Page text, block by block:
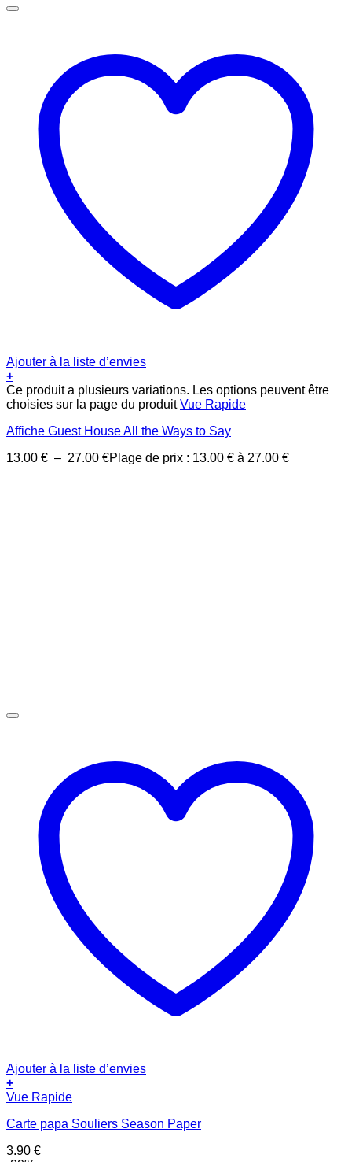
Ajouter à la liste d’envies
+
Ce produit a plusieurs variations. Les options peuvent être
choisies sur la page du produitVue Rapide
Affiche Guest House All the Ways to Say
13.00 € – 27.00 €Plage de prix : 13.00 € à 27.00 €
Ajouter à la liste d’envies
+
Vue Rapide
Carte papa Souliers Season Paper
3.90 €